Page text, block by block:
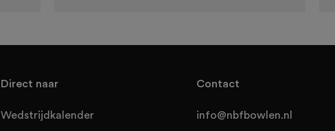
Direct naar
Wedstrijdkalender
Contact
info@nbfbowlen.nl